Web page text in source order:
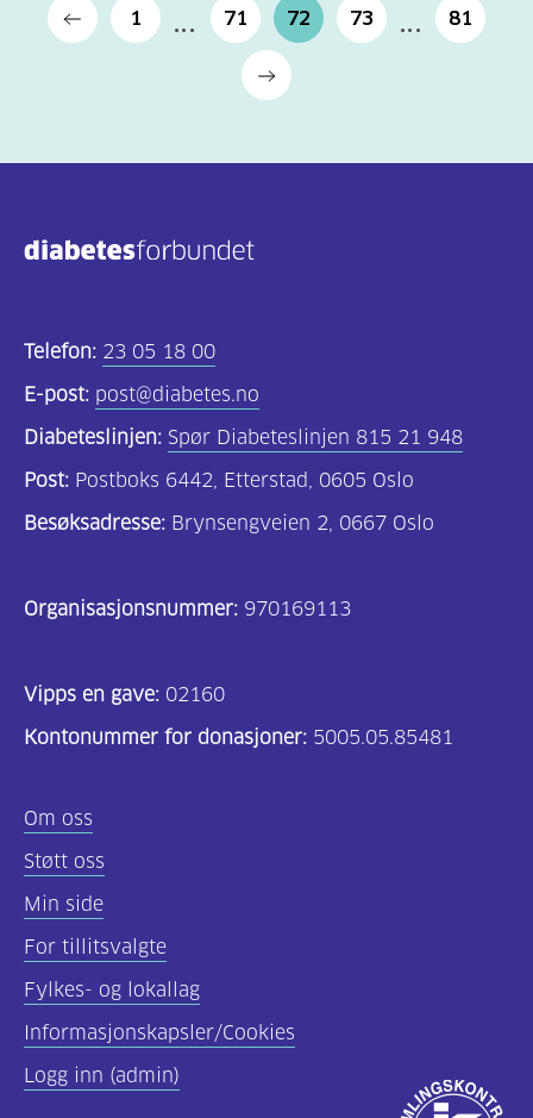
1 71 72 73 81
Telefon: 23 05 18 00
E-post: post@diabetes.no
Diabeteslinjen: Spør Diabeteslinjen 815 21 948
Post: Postboks 6442, Etterstad, 0605 Oslo
Besøksadresse: Brynsengveien 2, 0667 Oslo
Organisasjonsnummer: 970169113
Vipps en gave: 02160
Kontonummer for donasjoner: 5005.05.85481
Om oss
Støtt oss
Min side
For tillitsvalgte
Fylkes- og lokallag
Informasjonskapsler/Cookies
Logg inn (admin)
Godkjent